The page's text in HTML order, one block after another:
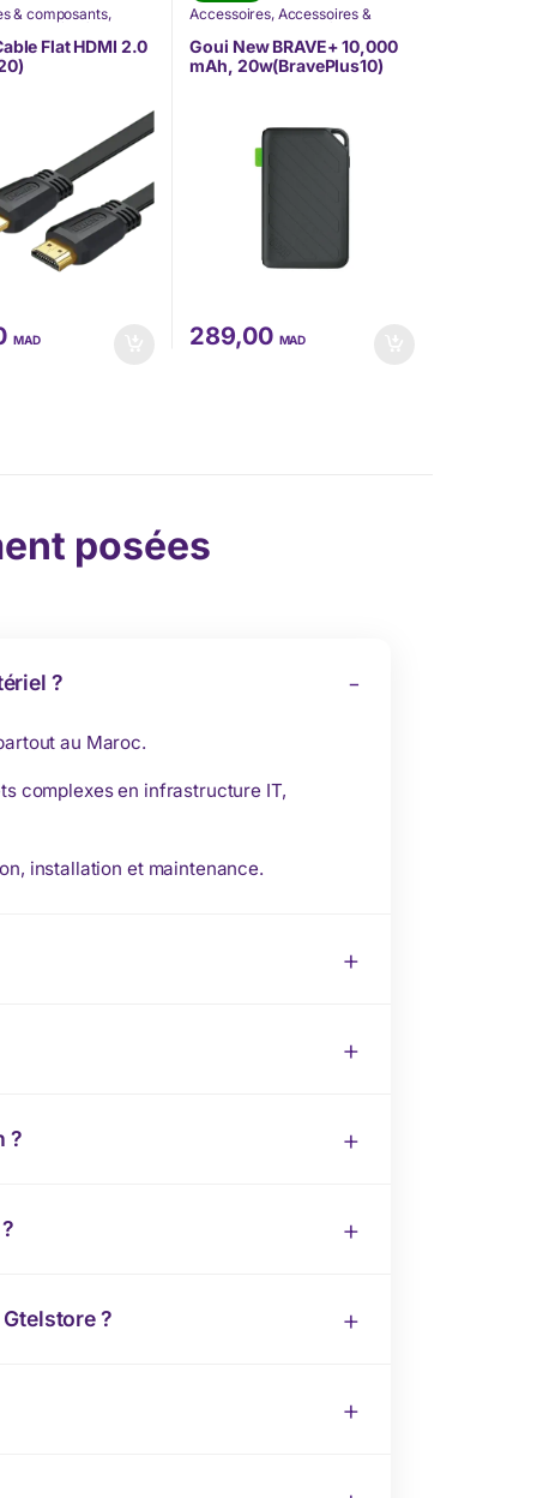
& composants,
Mobilité
,Nos Marques,
,Ugreen
Flat HDMI 2.0
MAD
Accessoires, Accessoires &
Nos Marques,Téléphonie &
Tablette
Goui New BRAVE+ 10,000
mAh, 20w(BravePlus10)
289,00 MAD
posées
?
au Maroc.
complexes en infrastructure IT,
installation et maintenance.
?
?